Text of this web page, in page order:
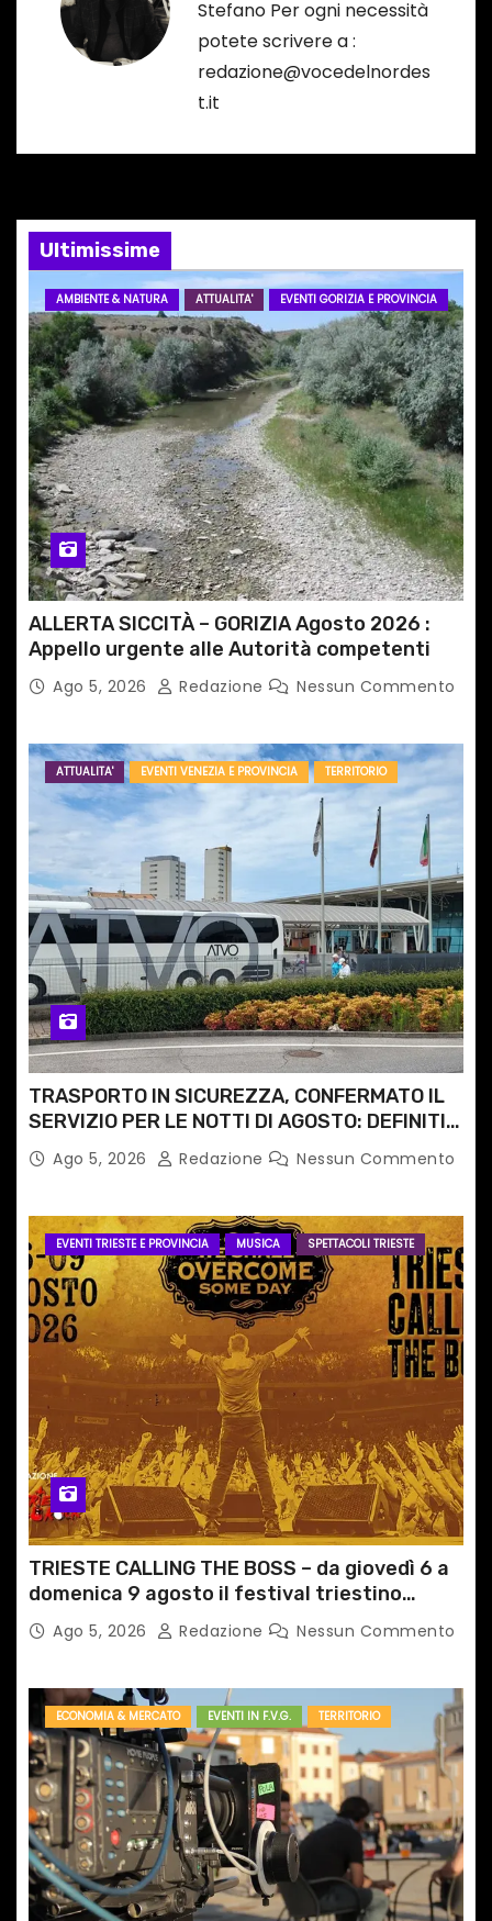
e
a
r
t
i
c
o
l
i
Stefano Per ogni necessità
potete scrivere a :
redazione@vocedelnordes
t.it
Ultimissime
AMBIENTE & NATURA ATTUALITA' EVENTI GORIZIA E PROVINCIA
ALLERTA SICCITÀ – GORIZIA Agosto 2026 :
Appello urgente alle Autorità competenti
Ago 5, 2026 Redazione Nessun Commento
ATTUALITA' EVENTI VENEZIA E PROVINCIA TERRITORIO
TRASPORTO IN SICUREZZA, CONFERMATO IL
SERVIZIO PER LE NOTTI DI AGOSTO: DEFINITI
PERCORSI, FERMATE E ORARIO
Ago 5, 2026 Redazione Nessun Commento
EVENTI TRIESTE E PROVINCIA MUSICA SPETTACOLI TRIESTE
TRIESTE CALLING THE BOSS – da giovedì 6 a
domenica 9 agosto il festival triestino
dedicato a Springsteen
Ago 5, 2026 Redazione Nessun Commento
ECONOMIA & MERCATO EVENTI IN F.V.G. TERRITORIO